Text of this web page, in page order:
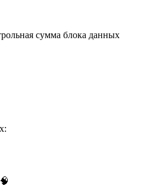
сумма блока данных